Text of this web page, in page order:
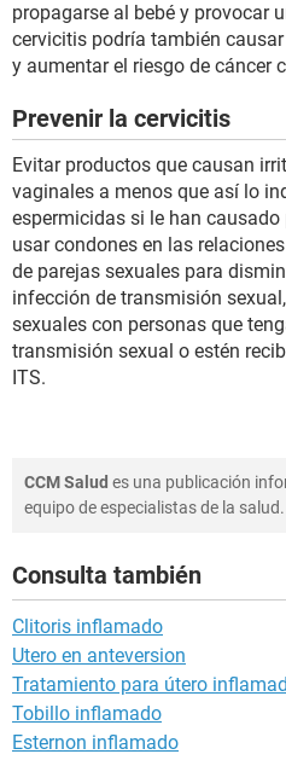
propagarse al bebé y provocar
cervicitis podría también
y aumentar el riesgo de cáncer
Prevenir la cervicitis
Evitar productos que causan
vaginales a menos que así lo
espermicidas si le han
usar condones en las
de parejas sexuales para
infección de transmisión
sexuales con personas que
transmisión sexual o estén
ITS.
CCM Salud es una publicación
equipo de especialistas de la salud.
Consulta también
Clitoris inflamado
Utero en anteversion
Tratamiento para útero
Tobillo inflamado
Esternon inflamado